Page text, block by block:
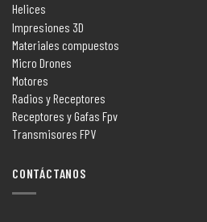
Helices
Impresiones 3D
Materiales compuestos
Micro Drones
Motores
Radios y Receptores
Receptores y Gafas Fpv
Transmisores FPV
CONTÁCTANOS